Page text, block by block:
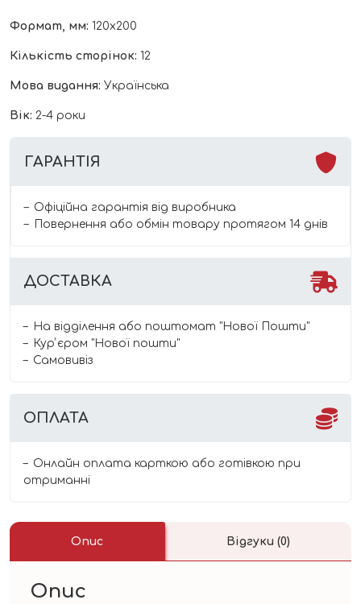
під
"Ранок"
Формат, мм: 120х200
Кількість сторінок: 12
Мова видання: Українська
Вік: 2-4 роки
ГАРАНТІЯ
Офіційна гарантія від виробника
Повернення або обмін товару протягом 14 днів
ДОСТАВКА
На відділення або поштомат "Нової Пошти"
Курʼєром "Нової пошти"
Самовивіз
ОПЛАТА
Онлайн оплата карткою або готівкою при
отриманні
Опис Відгуки (0)
Опис